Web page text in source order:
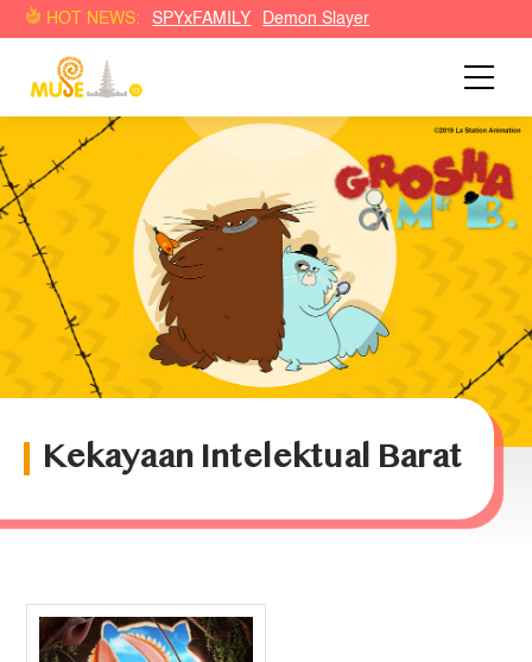
HOT NEWS: SPYxFAMILY Demon Slayer
Kekayaan Intelektual Barat